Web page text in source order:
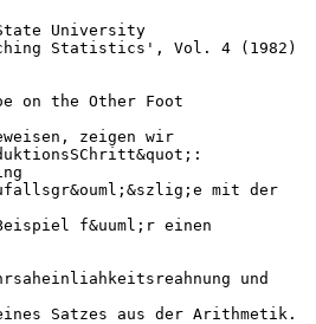
University
Statistics', Vol. 4 (1982)
on the Other Foot
zeigen wir
mit der
f&uuml;r einen
und
eines Satzes aus der Arithmetik.